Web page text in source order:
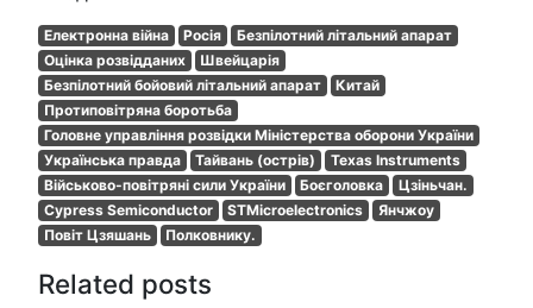
Електронна війна Росія
Безпілотний літальний апарат
Оцінка розвідданих
Швейцарія
Безпілотний бойовий літальний апарат
Китай
Протиповітряна боротьба
Головне управління розвідки Міністерства оборони України
Українська правда
Тайвань (острів)
Texas Instruments
Військово-повітряні сили України
Боєголовка
Цзіньчан.
Cypress Semiconductor
STMicroelectronics
Янчжоу
Повіт Цзяшань
Полковнику.
Related posts